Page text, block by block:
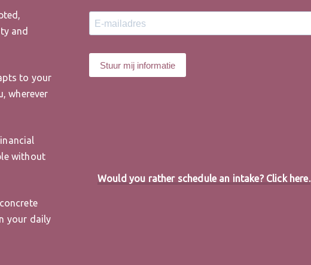
and
to your
wherever
without
your daily
Would you rather schedule an intake? Click here.